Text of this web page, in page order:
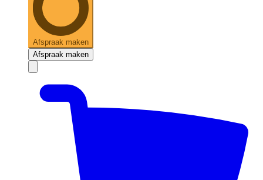
Afspraak maken
Afspraak maken